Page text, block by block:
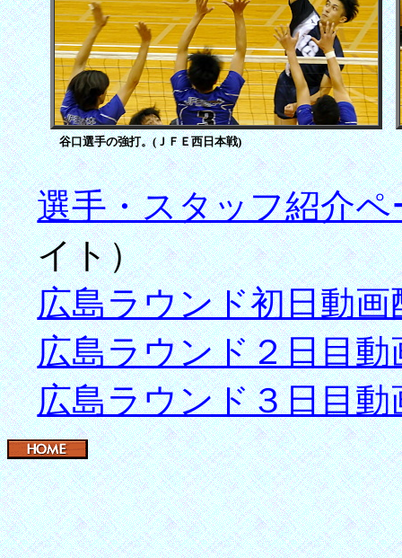
谷口選手の強打。(ＪＦＥ西日本戦)
選手・スタッフ紹介ペ
イト）
広島ラウンド初日動画
広島ラウンド２日目動
広島ラウンド３日目動